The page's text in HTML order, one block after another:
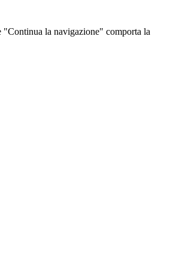
"Continua la navigazione" comporta la